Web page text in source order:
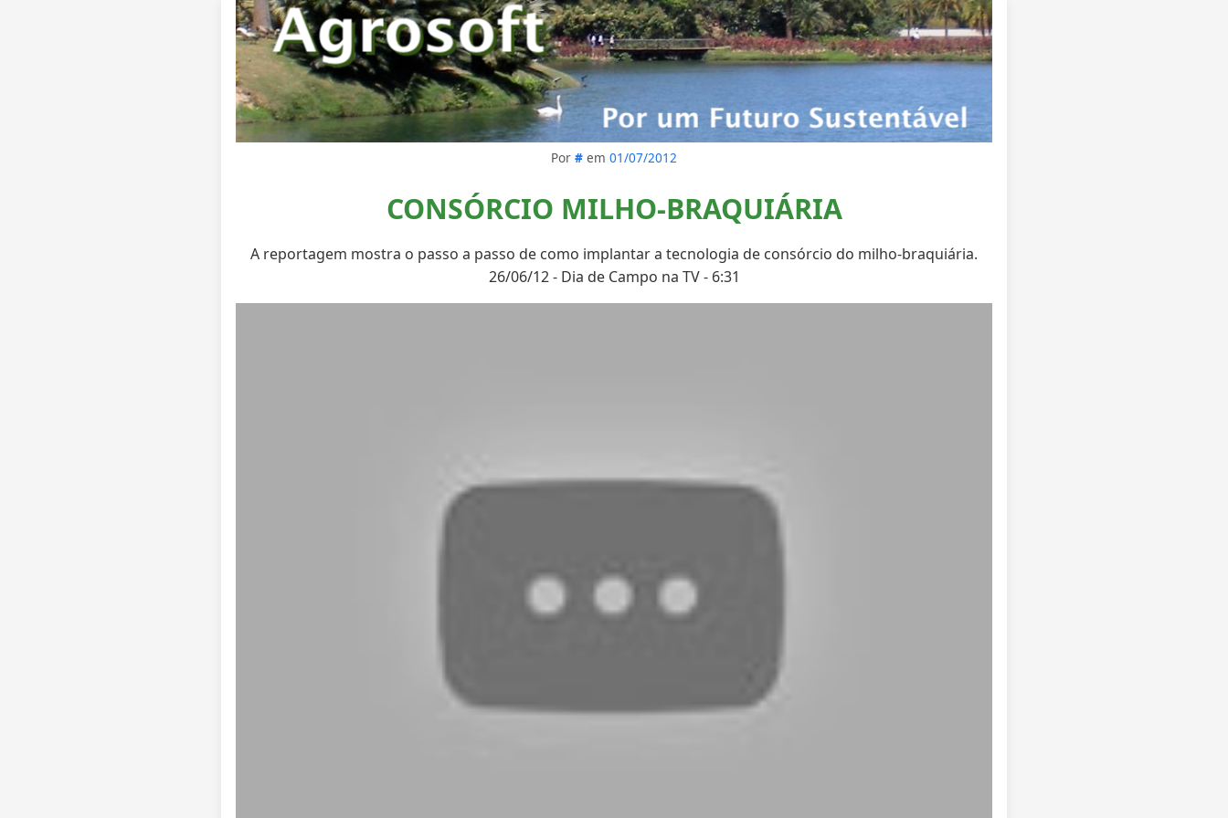
Por # em 01/07/2012
CONSÓRCIO MILHO-BRAQUIÁRIA
A reportagem mostra o passo a passo de como implantar a tecnologia de consórcio do milho-braquiária.
26/06/12 - Dia de Campo na TV - 6:31